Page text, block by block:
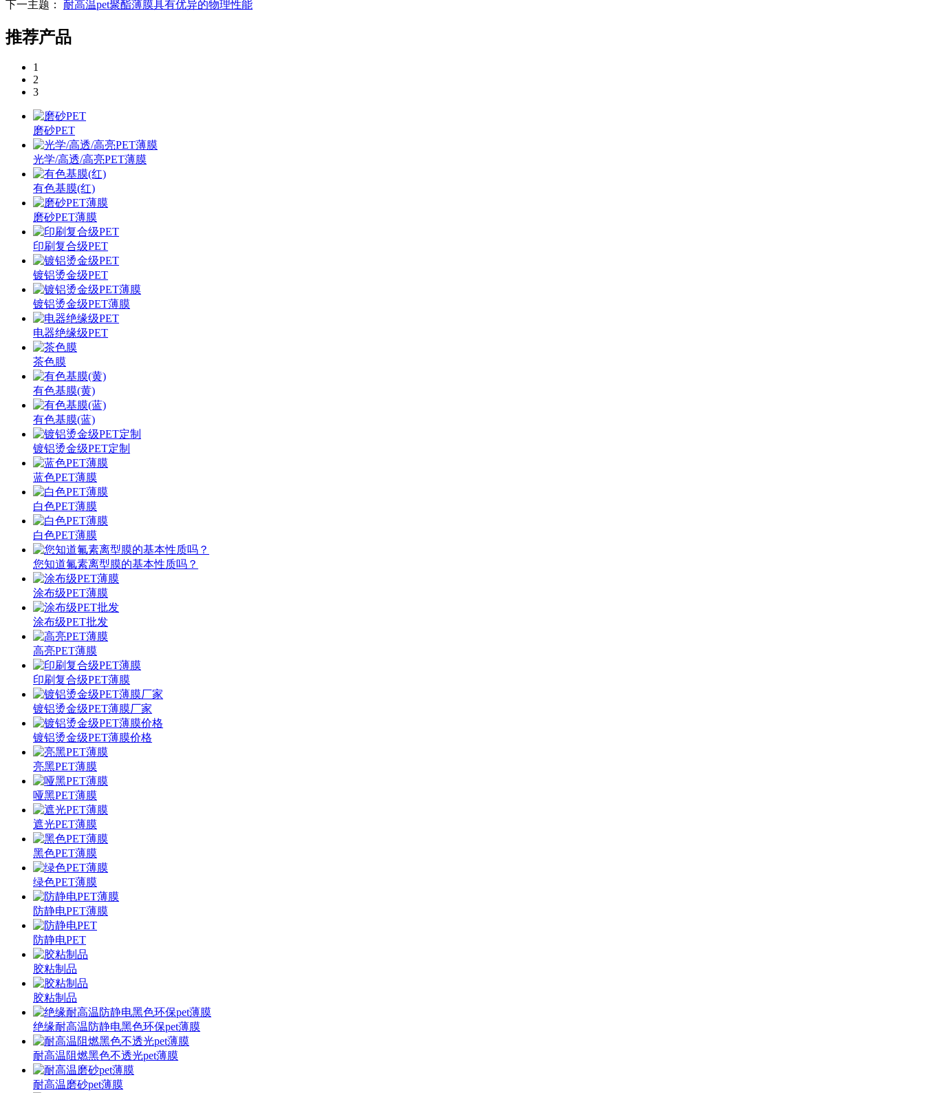
下一主题： 耐高温pet聚酯薄膜具有优异的物理性能
推荐产品
1
2
3
磨砂PET
光学/高透/高亮PET薄膜
有色基膜(红)
磨砂PET薄膜
印刷复合级PET
镀铝烫金级PET
镀铝烫金级PET薄膜
电器绝缘级PET
茶色膜
有色基膜(黄)
有色基膜(蓝)
镀铝烫金级PET定制
蓝色PET薄膜
白色PET薄膜
白色PET薄膜
您知道氟素离型膜的基本性质吗？
涂布级PET薄膜
涂布级PET批发
高亮PET薄膜
印刷复合级PET薄膜
镀铝烫金级PET薄膜厂家
镀铝烫金级PET薄膜价格
亮黑PET薄膜
哑黑PET薄膜
遮光PET薄膜
黑色PET薄膜
绿色PET薄膜
防静电PET薄膜
防静电PET
胶粘制品
胶粘制品
绝缘耐高温防静电黑色环保pet薄膜
耐高温阻燃黑色不透光pet薄膜
耐高温磨砂pet薄膜